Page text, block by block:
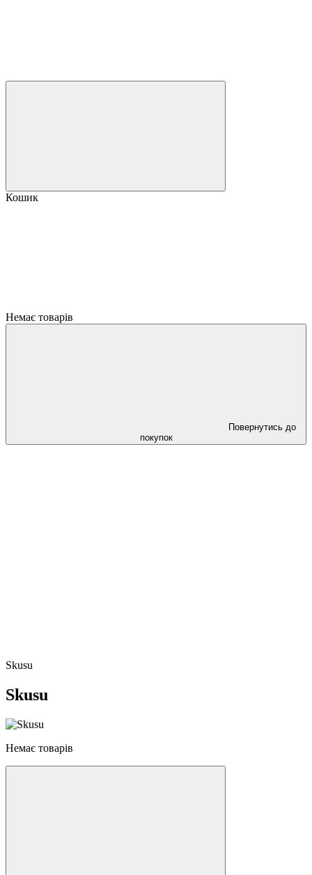
Кошик
Немає товарів
Повернутись до
покупок
Skusu
Skusu
Немає товарів